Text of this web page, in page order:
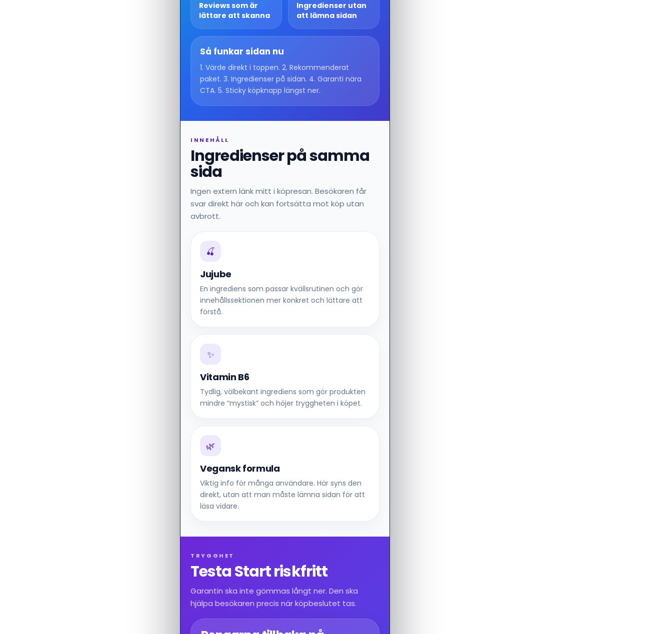
Reviews som är
lättare att skanna
Ingredienser utan
att lämna sidan
Så funkar sidan nu
1. Värde direkt i toppen. 2. Rekommenderat
paket. 3. Ingredienser på sidan. 4. Garanti nära
CTA. 5. Sticky köpknapp längst ner.
INNEHÅLL
Ingredienser på samma
sida
Ingen extern länk mitt i köpresan. Besökaren får
svar direkt här och kan fortsätta mot köp utan
avbrott.
🍒
Jujube
En ingrediens som passar kvällsrutinen och gör
innehållssektionen mer konkret och lättare att
förstå.
✨
Vitamin B6
Tydlig, välbekant ingrediens som gör produkten
mindre “mystisk” och höjer tryggheten i köpet.
🌿
Vegansk formula
Viktig info för många användare. Här syns den
direkt, utan att man måste lämna sidan för att
läsa vidare.
TRYGGHET
Testa Start riskfritt
Garantin ska inte gömmas långt ner. Den ska
hjälpa besökaren precis när köpbeslutet tas.